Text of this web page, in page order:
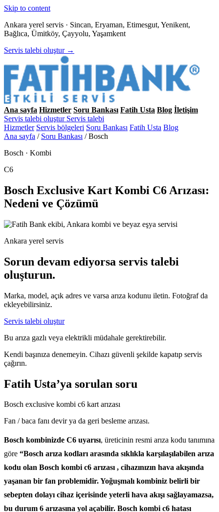
Skip to content
Ankara yerel servis · Sincan, Eryaman, Etimesgut, Yenikent,
Bağlıca, Ümitköy, Çayyolu, Yaşamkent
Servis talebi oluştur →
Ana sayfa Hizmetler Soru Bankası Fatih Usta Blog İletişim
Servis talebi oluştur Servis talebi
Hizmetler Servis bölgeleri Soru Bankası Fatih Usta Blog
Ana sayfa / Soru Bankası / Bosch
Bosch · Kombi
C6
Bosch Exclusive Kart Kombi C6 Arızası:
Nedeni ve Çözümü
Ankara yerel servis
Sorun devam ediyorsa servis talebi
oluşturun.
Marka, model, açık adres ve varsa arıza kodunu iletin. Fotoğraf da
ekleyebilirsiniz.
Servis talebi oluştur
Bu arıza gazlı veya elektrikli müdahale gerektirebilir.
Kendi başınıza denemeyin. Cihazı güvenli şekilde kapatıp servis
çağırın.
Fatih Usta’ya sorulan soru
Bosch exclusive kombi c6 kart arızası
Fan / baca fanı devir ya da geri besleme arızası.
Bosch kombinizde C6 uyarısı, üreticinin resmi arıza kodu tanımına
göre “Bosch arıza kodları arasında sıklıkla karşılaşılabilen arıza
kodu olan Bosch kombi c6 arızası , cihazınızın hava akışında
yaşanan bir fan problemidir. Yoğuşmalı kombiniz belirli bir
sebepten dolayı cihaz içerisinde yeterli hava akışı sağlayamazsa,
bu durum 6 arızasına yol açabilir. Bosch kombi c6 hatası